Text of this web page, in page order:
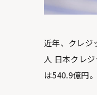
近年、クレジ
人 日本クレ
は540.9億円